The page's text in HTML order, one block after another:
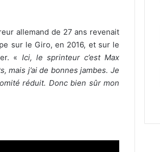
allemand de 27 ans revenait
sur le Giro, en 2016, et sur le
« Ici, le sprinteur c’est Max
mais j’ai de bonnes jambes. Je
réduit. Donc bien sûr mon